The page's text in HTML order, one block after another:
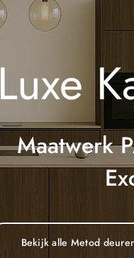
Luxe
Maatwerk
Bekijk alle Metod